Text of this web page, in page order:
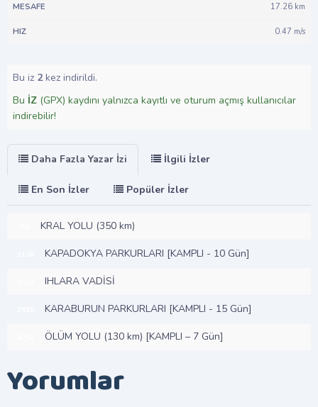
17.26 km
0.47 m/s
Bu iz 2kez indirildi.
Bu İZ (GPX) kaydını yalnızca kayıtlı ve oturum açmış kullanıcılar
indirebilir!
Daha Fazla Yazar İzi İlgili İzler
En Son İzler Popüler İzler
KRAL YOLU (350 km)
KAPADOKYA PARKURLARI [KAMPLI - 10 Gün]
IHLARA VADİSİ
KARABURUN PARKURLARI [KAMPLI - 15 Gün]
ÖLÜM YOLU (130 km) [KAMPLI – 7 Gün]
Yorumlar